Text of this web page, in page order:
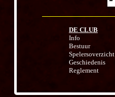
DE CLUB
Info
Bestuur
Spelersoverzicht
Geschiedenis
Reglement